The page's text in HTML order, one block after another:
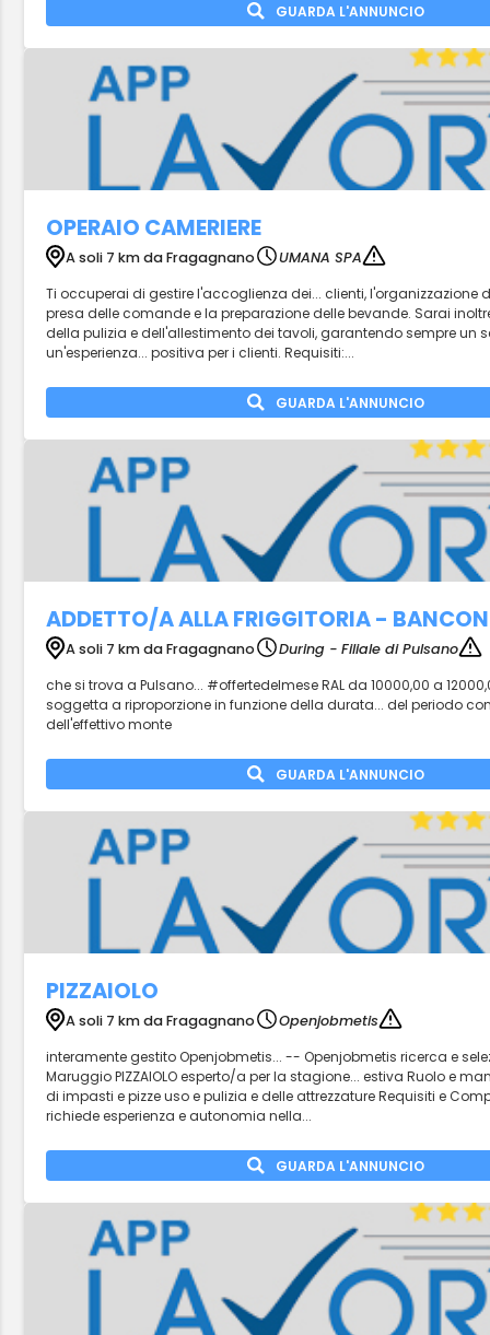
GUARDA L'ANNUNCIO
OPERAIO CAMERIERE
A soli 7 km da Fragagnano
UMANA SPA
Ti occuperai di gestire l'accoglienza dei... clienti, l'organizzazione
presa delle comande e la preparazione delle bevande. Sarai
della pulizia e dell'allestimento dei tavoli, garantendo sempre un
un'esperienza... positiva per i clienti. Requisiti:...
GUARDA L'ANNUNCIO
ADDETTO/A ALLA FRIGGITORIA -
A soli 7 km da Fragagnano
During - Filiale di Pulsano
che si trova a Pulsano... #offertedelmese RAL da 10000,00 a
soggetta a riproporzione in funzione della durata... del periodo
dell'effettivo monte
GUARDA L'ANNUNCIO
PIZZAIOLO
A soli 7 km da Fragagnano
Openjobmetis
interamente gestito Openjobmetis... -- Openjobmetis ricerca e
Maruggio PIZZAIOLO esperto/a per la stagione... estiva Ruolo e
di impasti e pizze uso e pulizia e delle attrezzature Requisiti e
richiede esperienza e autonomia nella...
GUARDA L'ANNUNCIO